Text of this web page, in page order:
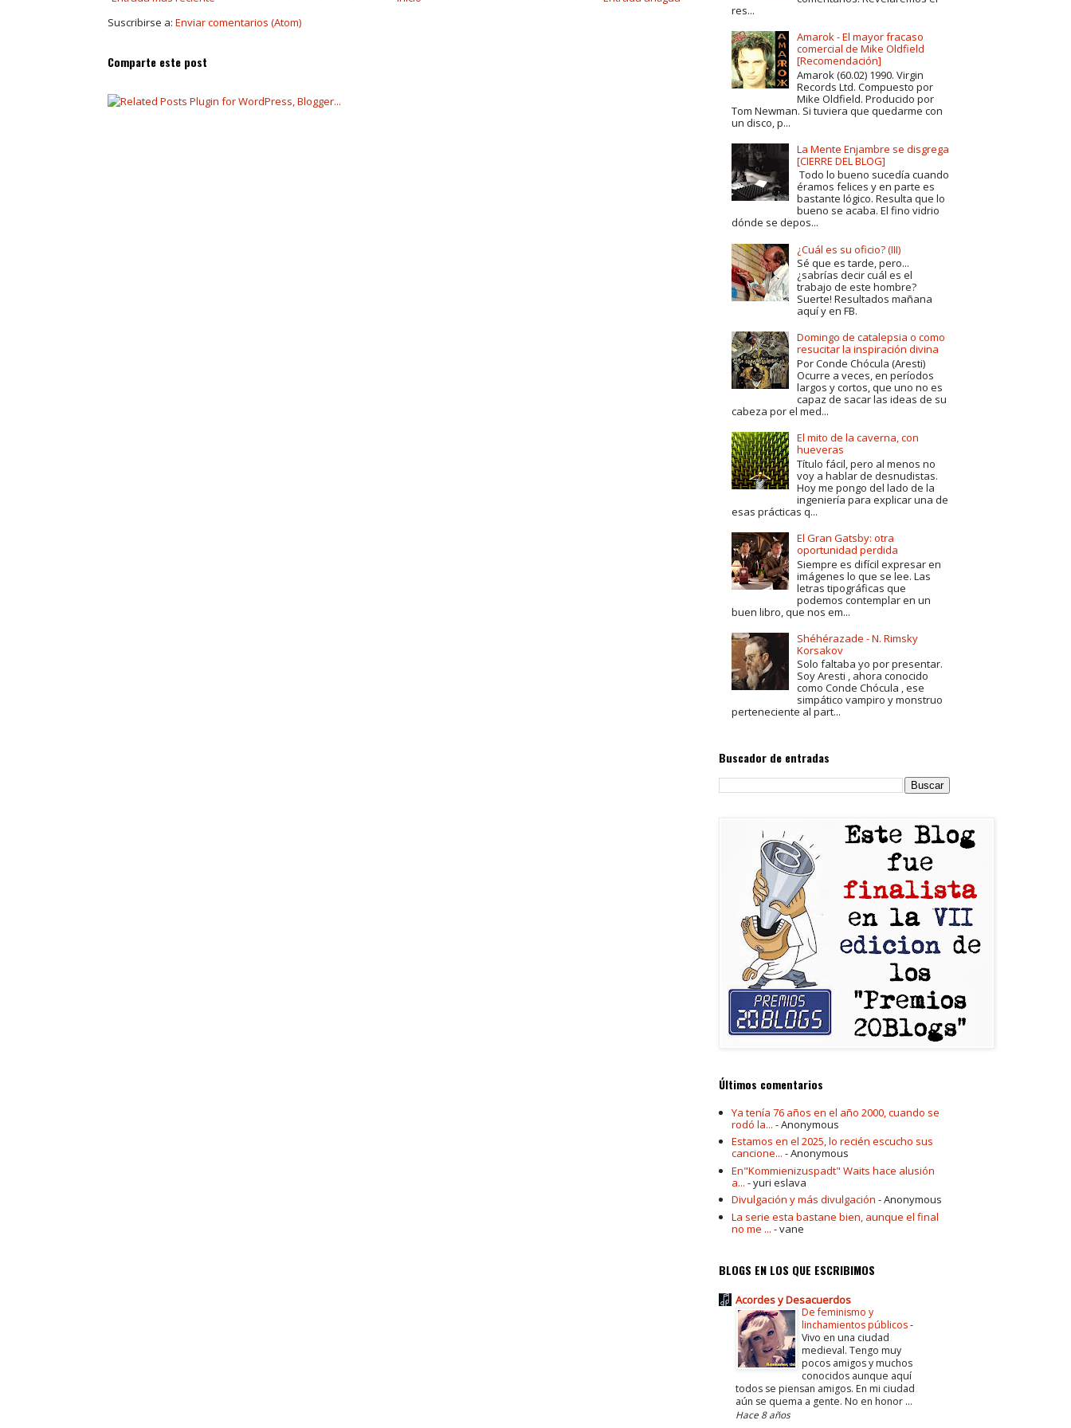
Suscribirse a: Enviar comentarios (Atom)
Comparte este post
res...
Amarok - El mayor fracaso
comercial de Mike Oldfield
[Recomendación]
Amarok (60.02) 1990. Virgin
Records Ltd. Compuesto por
Mike Oldfield. Producido por
Tom Newman. Si tuviera que quedarme con
un disco, p...
La Mente Enjambre se disgrega
[CIERRE DEL BLOG]
Todo lo bueno sucedía cuando
éramos felices y en parte es
bastante lógico. Resulta que lo
bueno se acaba. El fino vidrio
dónde se depos...
¿Cuál es su oficio? (III)
Sé que es tarde, pero...
¿sabrías decir cuál es el
trabajo de este hombre?
Suerte! Resultados mañana
aquí y en FB.
Domingo de catalepsia o como
resucitar la inspiración divina
Por Conde Chócula (Aresti)
Ocurre a veces, en períodos
largos y cortos, que uno no es
capaz de sacar las ideas de su
cabeza por el med...
El mito de la caverna, con
hueveras
Título fácil, pero al menos no
voy a hablar de desnudistas.
Hoy me pongo del lado de la
ingeniería para explicar una de
esas prácticas q...
El Gran Gatsby: otra
oportunidad perdida
Siempre es difícil expresar en
imágenes lo que se lee. Las
letras tipográficas que
podemos contemplar en un
buen libro, que nos em...
Shéhérazade - N. Rimsky
Korsakov
Solo faltaba yo por presentar.
Soy Aresti , ahora conocido
como Conde Chócula , ese
simpático vampiro y monstruo
perteneciente al part...
Buscador de entradas
Últimos comentarios
Ya tenía 76 años en el año 2000, cuando se
rodó la... - Anonymous
Estamos en el 2025, lo recién escucho sus
cancione... - Anonymous
En"Kommienizuspadt" Waits hace alusión
a... - yuri eslava
Divulgación y más divulgación - Anonymous
La serie esta bastane bien, aunque el final
no me ... - vane
BLOGS EN LOS QUE ESCRIBIMOS
Acordes y Desacuerdos
De feminismo y
linchamientos públicos-
Vivo en una ciudad
medieval. Tengo muy
pocos amigos y muchos
conocidos aunque aquí
todos se piensan amigos. En mi ciudad
aún se quema a gente. No en honor ...
Hace 8 años